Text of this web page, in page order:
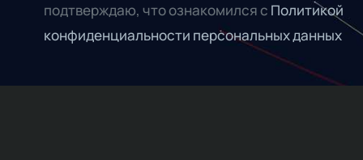
подтверждаю, что ознакомился с Политикой
конфиденциальности персональных данных